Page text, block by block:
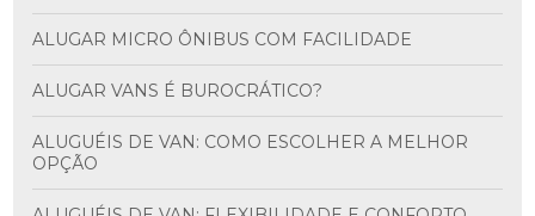
ALUGAR MICRO ÔNIBUS COM FACILIDADE
ALUGAR VANS É BUROCRÁTICO?
ALUGUÉIS DE VAN: COMO ESCOLHER A MELHOR
OPÇÃO